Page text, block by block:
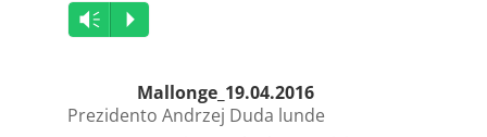
Audio
Player
Vm P
Mallonge_19.04.2016
Prezidento Andrzej Duda lunde